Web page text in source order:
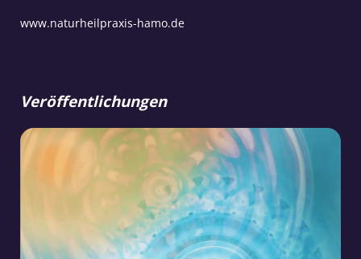
www.naturheilpraxis-hamo.de
Veröffentlichungen